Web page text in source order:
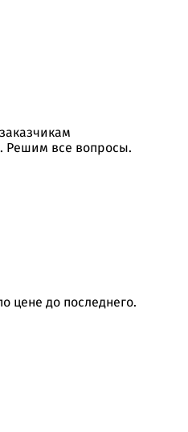
Решим все вопросы.
цене до последнего.